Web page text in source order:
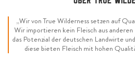
„Wir von True Wilderness setzen auf
Wir importieren kein Fleisch aus
das Potenzial der deutschen Landwirte
diese bieten Fleisch mit hohen